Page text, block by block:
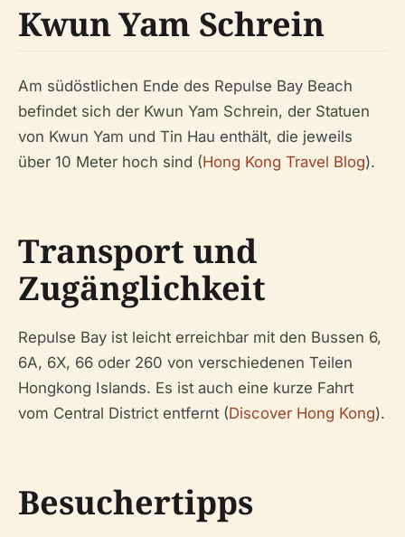
Kwun Yam Schrein
Am südöstlichen Ende des Repulse Bay Beach
befindet sich der Kwun Yam Schrein, der Statuen
von Kwun Yam und Tin Hau enthält, die jeweils
über 10 Meter hoch sind (Hong Kong Travel Blog).
Transport und
Zugänglichkeit
Repulse Bay ist leicht erreichbar mit den Bussen 6,
6A, 6X, 66 oder 260 von verschiedenen Teilen
Hongkong Islands. Es ist auch eine kurze Fahrt
vom Central District entfernt (Discover Hong Kong).
Besuchertipps